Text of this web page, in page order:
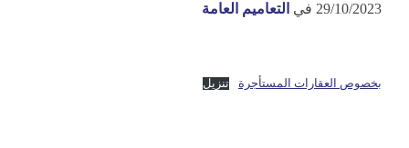
29/10/2023 في التعاميم العامة
بخصوص العقارات المستأجرة تنزيل